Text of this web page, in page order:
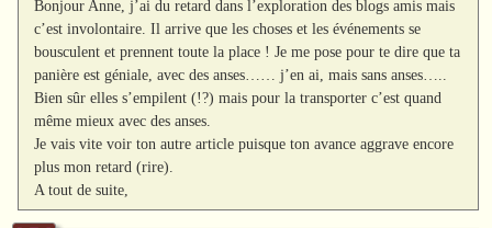
Bonjour Anne, j’ai du retard dans l’exploration des blogs amis mais
c’est involontaire. Il arrive que les choses et les événements se
bousculent et prennent toute la place ! Je me pose pour te dire que ta
panière est géniale, avec des anses…… j’en ai, mais sans anses…..
Bien sûr elles s’empilent (!?) mais pour la transporter c’est quand
même mieux avec des anses.
Je vais vite voir ton autre article puisque ton avance aggrave encore
plus mon retard (rire).
A tout de suite,